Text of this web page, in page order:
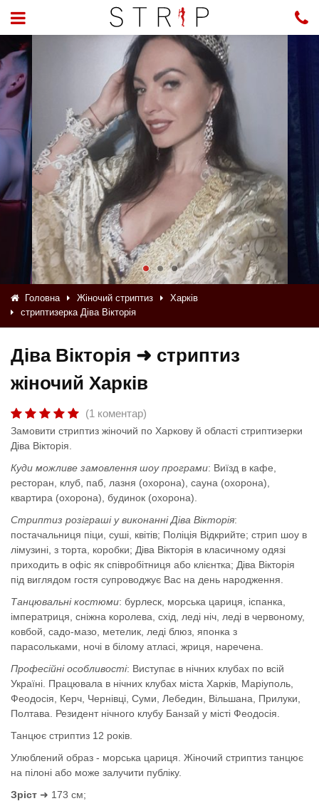
Головна Жіночий стриптиз
Харків
стриптизерка Діва Вікторія
Діва Вікторія ➜ стриптиз
жіночий Харків
(1 коментар)
Замовити стриптиз жіночий по Харкову й області стриптизерки
Діва Вікторія.
Куди можливе замовлення шоу програми: Виїзд в кафе,
ресторан, клуб, паб, лазня (охорона), сауна (охорона),
квартира (охорона), будинок (охорона).
Стриптиз розіграші у виконанні Діва Вікторія:
постачальниця піци, суші, квітів; Поліція Відкрийте; стрип шоу в
лімузині, з торта, коробки; Діва Вікторія в класичному одязі
приходить в офіс як співробітниця або клієнтка; Діва Вікторія
під виглядом гостя супроводжує Вас на день народження.
Танцювальні костюми: бурлеск, морська цариця, іспанка,
імператриця, сніжна королева, схід, леді ніч, леді в червоному,
ковбой, садо-мазо, метелик, леді блюз, японка з
парасольками, ночі в білому атласі, жриця, наречена.
Професійні особливості: Виступає в нічних клубах по всій
Україні. Працювала в нічних клубах міста Харків, Маріуполь,
Феодосія, Керч, Чернівці, Суми, Лебедин, Вільшана, Прилуки,
Полтава. Резидент нічного клубу Банзай у місті Феодосія.
Танцює стриптиз 12 років.
Улюблений образ - морська цариця. Жіночий стриптиз танцює
на пілоні або може залучити публіку.
Зріст ➜ 173 см;